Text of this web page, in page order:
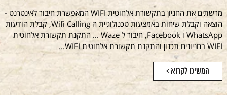
מרשתים את החניון בתקשורת אלחוטית WIFI המאפשרת חיבור לאינטרנט -
הוצאה וקבלת שיחות באמצעות טכנולוגיית ה Wifi Calling, קבלת הודעות
WhatsApp ו Facebook, חיבור ל Waze ... התקנת תקשורת אלחוטית
WIFI בחניונים תכנון והתקנת תקשורת אלחוטית WIFI...
המשיכו לקרוא >